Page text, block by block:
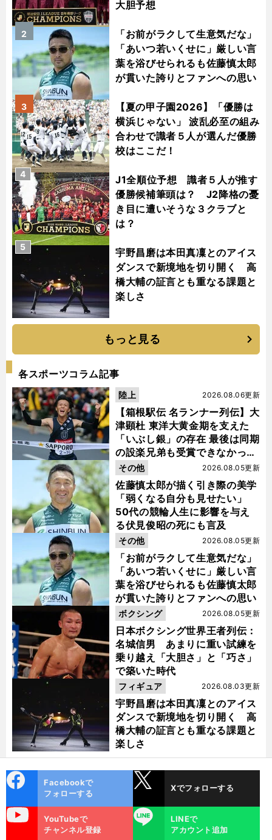
大胆予想
「お前がラクして生意気だな」
「あいつ若いくせに」厳しい言
葉を浴びせられるも佐藤慎太郎
が貫いた誇りとファンへの思い
2
【夏の甲子園2026】「優勝は
横浜じゃない」 波乱必至の組み
合わせで識者５人が選んだ優勝
校はここだ！
3
J1全順位予想 識者５人が推す
優勝候補筆頭は？ J2降格の憂
き目に遭いそうな３クラブと
は？
4
宇野昌磨は本田真凜とのアイス
ダンスで新境地を切り開く 高
橋大輔の証言とも重なる課題と
楽しさ
5
もっと見る
各スポーツコラム記事
【箱根駅伝 名ランナー列伝】大
津顕杜 東洋大黄金期を支えた
「いぶし銀」の存在 最後は同期
の設楽兄弟も受賞できなかった
金栗杯に輝く
2026.08.06更新
陸上
佐藤慎太郎が描く引き際の美学
「弱くなる自分も見せたい」
50代の競輪人生に影響を与え
る伏見俊昭の死にも言及
2026.08.05更新
その他
「お前がラクして生意気だな」
「あいつ若いくせに」厳しい言
葉を浴びせられるも佐藤慎太郎
が貫いた誇りとファンへの思い
2026.08.05更新
その他
日本ボクシング世界王者列伝：
名城信男 あまりに重い試練を
乗り越え「大胆さ」と「巧さ」
で築いた時代
2026.08.05更新
ボクシング
宇野昌磨は本田真凜とのアイス
ダンスで新境地を切り開く 高
橋大輔の証言とも重なる課題と
楽しさ
2026.08.03更新
フィギュア
ok
Facebookで
フォローする
Xでフォローする
YouTubeで
チャンネル登録
LINE
LINEで
アカウント追加